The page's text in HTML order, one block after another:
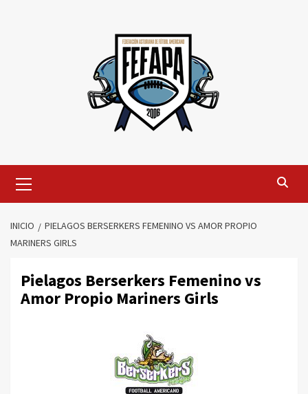
primario
INICIO
PIELAGOS BERSERKERS FEMENINO VS AMOR PROPIO
MARINERS GIRLS
Pielagos Berserkers Femenino vs
Amor Propio Mariners Girls